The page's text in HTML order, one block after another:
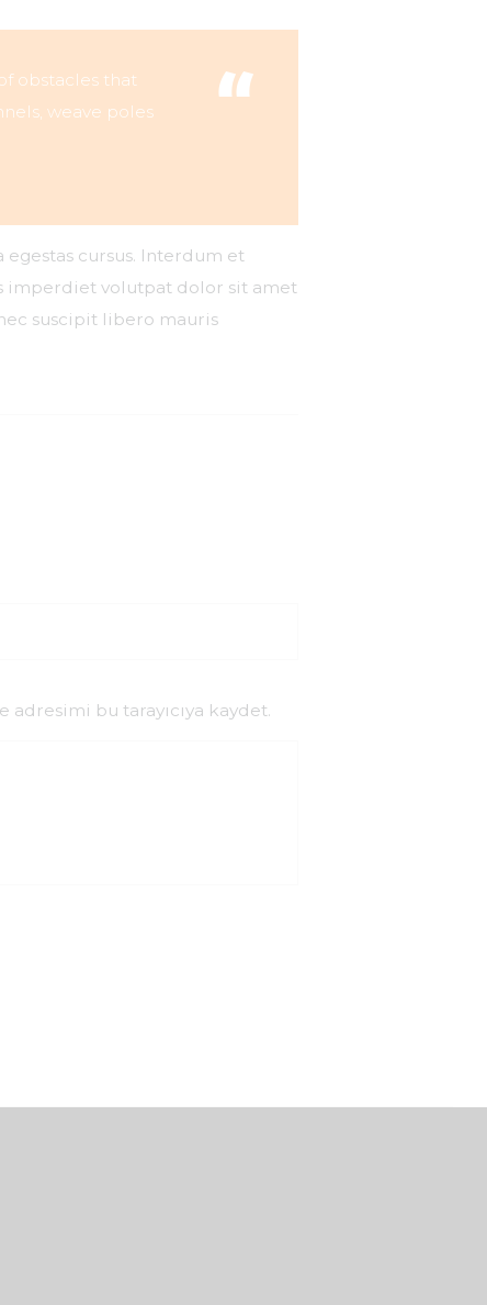
obstacles that
weave poles
cursus. Interdum et
imperdiet volutpat dolor sit amet
suscipit libero mauris
bu tarayıcıya kaydet.